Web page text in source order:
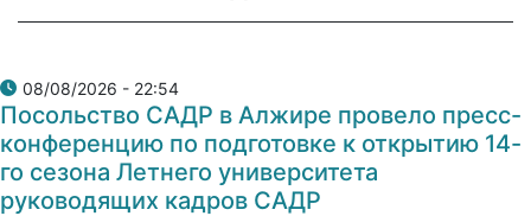
08/08/2026 - 22:54
Посольство САДР в Алжире провело пресс-
конференцию по подготовке к открытию 14-
го сезона Летнего университета
руководящих кадров САДР